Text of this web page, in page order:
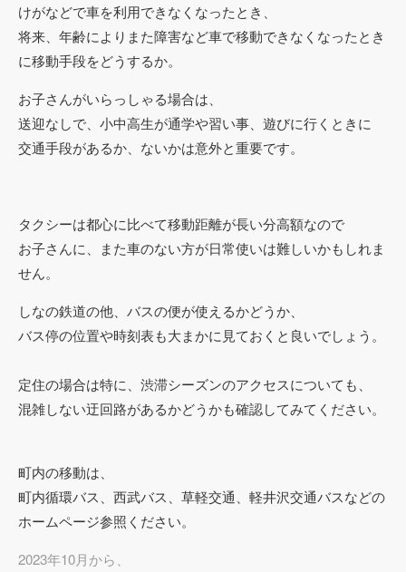
けがなどで車を利用できなくなったとき、
将来、年齢によりまた障害など車で移動できなくなったとき
に移動手段をどうするか。
お子さんがいらっしゃる場合は、
送迎なしで、小中高生が通学や習い事、遊びに行くときに
交通手段があるか、ないかは意外と重要です。
タクシーは都心に比べて移動距離が長い分高額なので
お子さんに、また車のない方が日常使いは難しいかもしれま
せん。
しなの鉄道の他、バスの便が使えるかどうか、
バス停の位置や時刻表も大まかに見ておくと良いでしょう。
定住の場合は特に、渋滞シーズンのアクセスについても、
混雑しない迂回路があるかどうかも確認してみてください。
町内の移動は、
町内循環バス、西武バス、草軽交通、軽井沢交通バスなどの
ホームページ参照ください。
2023年10月から、